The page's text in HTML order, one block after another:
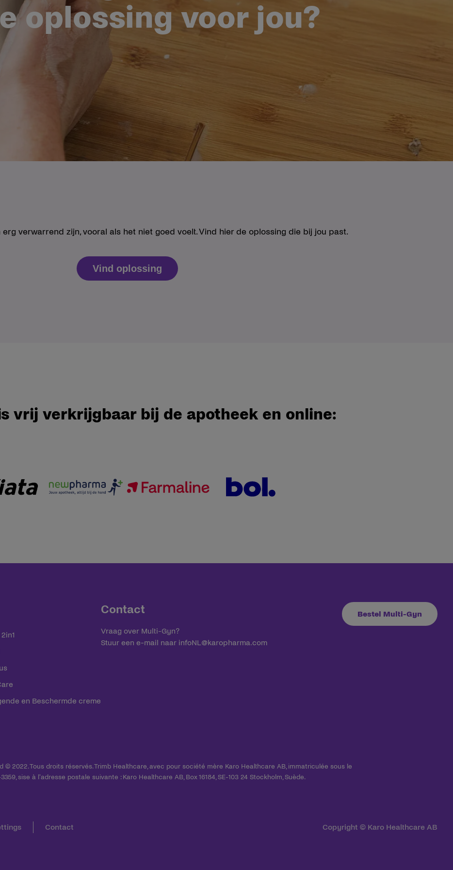
oplossing voor jou?
verwarrend zijn, vooral als het niet goed voelt. Vind hier de oplossing die bij jou past.
Vind oplossing
vrij verkrijgbaar bij de apotheek en online:
en Beschermde creme
Contact
Vraag over Multi-Gyn?
Stuur een e-mail naar infoNL@karopharma.com
Bestel Multi-Gyn
© 2022. Tous droits réservés. Trimb Healthcare, avec pour société mère Karo Healthcare AB, immatriculée sous le
sise à l'adresse postale suivante : Karo Healthcare AB, Box 16184, SE-103 24 Stockholm, Suède.
Contact Copyright © Karo Healthcare AB